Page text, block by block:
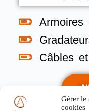
Gérer le
cookies
Armoires
Câbles